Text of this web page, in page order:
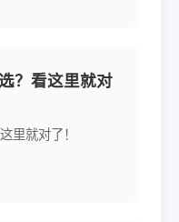
？看这里就对
里就对了！